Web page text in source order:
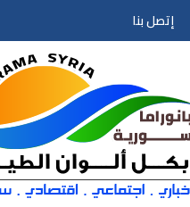
إتصل بنا